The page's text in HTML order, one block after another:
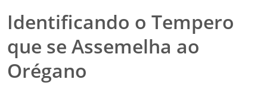
Identificando o Tempero
que se Assemelha ao
Orégano